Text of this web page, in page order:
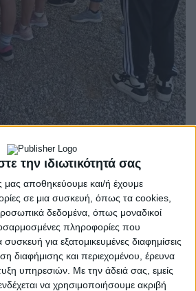
την ιδιωτικότητά σας
μας αποθηκεύουμε και/ή έχουμε
σε μια συσκευή, όπως τα cookies,
δεδομένα, όπως μοναδικοί
πληροφορίες που
για εξατομικευμένες διαφημίσεις
διαφήμισης και περιεχομένου, έρευνα
υπηρεσιών. Με την άδειά σας, εμείς
να χρησιμοποιήσουμε ακριβή